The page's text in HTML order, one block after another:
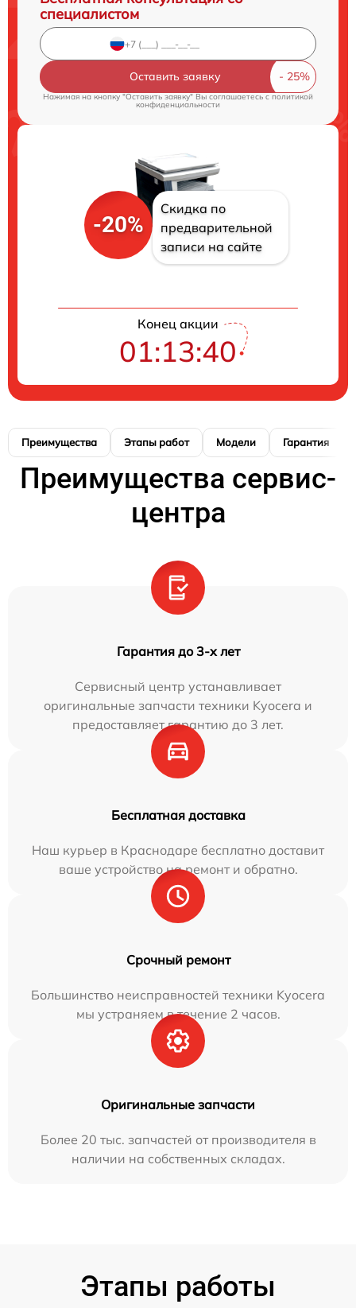
специалистом
Оставить заявку
Нажимая на кнопку "Оставить заявку" Вы соглашаетесь c политикой
конфиденциальности
-20%
Скидка по
предварительной
записи на сайте
Конец акции
01:13:39
Преимущества Этапы работ Модели Гарантия
Преимущества сервис-
центра
Гарантия до 3-х лет
Сервисный центр устанавливает
оригинальные запчасти техники Kyocera и
предоставляет гарантию до 3 лет.
Бесплатная доставка
Наш курьер в Краснодаре бесплатно доставит
ваше устройство на ремонт и обратно.
Срочный ремонт
Большинство неисправностей техники Kyocera
мы устраняем в течение 2 часов.
Оригинальные запчасти
Более 20 тыс. запчастей от производителя в
наличии на собственных складах.
Этапы работы